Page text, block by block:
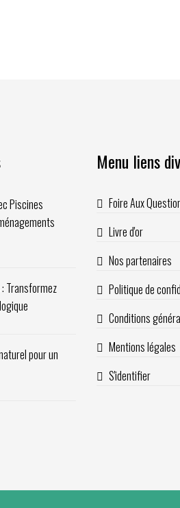
Piscines
Transformez
pour un
Menu liens
Foire Aux
Livre d'or
Nos partenaires
Politique de
Conditions
Mentions légales
S'identifier